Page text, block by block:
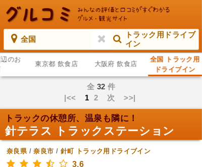
全国
トラック用ドライブ
イン
のお
東京都 飲食店 大阪府 飲食店
全国 トラック用
ドライブイン
全 32 件
|<< 1 2 次 >>|
トラックの休憩所、温泉も隣に！
針テラス トラックステーション
奈良県/奈良市 / 針町 トラック用ドライブイン
3.6